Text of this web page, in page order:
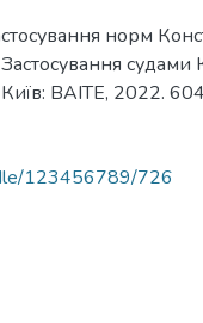
норм
судами
ВАІТЕ, 2022.
123456789/726